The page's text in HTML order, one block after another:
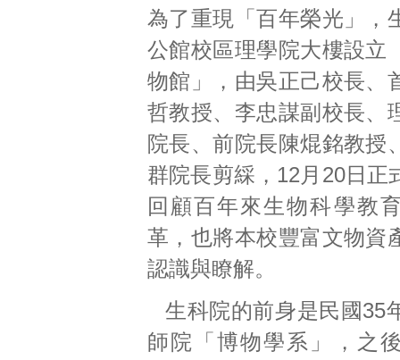
為了重現「百年榮光」，
公館校區理學院大樓設立
物館」，由吳正己校長、
哲教授、李忠謀副校長、
院長、前院長陳焜銘教授
群院長剪綵，12月20日正
回顧百年來生物科學教
革，也將本校豐富文物資
認識與瞭解。
生科院的前身是民國35
師院「博物學系」，之